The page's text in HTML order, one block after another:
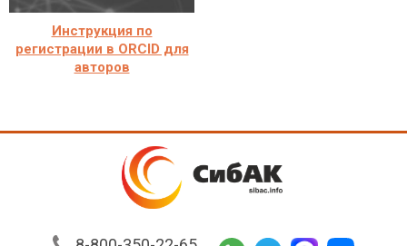
Инструкция по
регистрации в ORCID для
авторов